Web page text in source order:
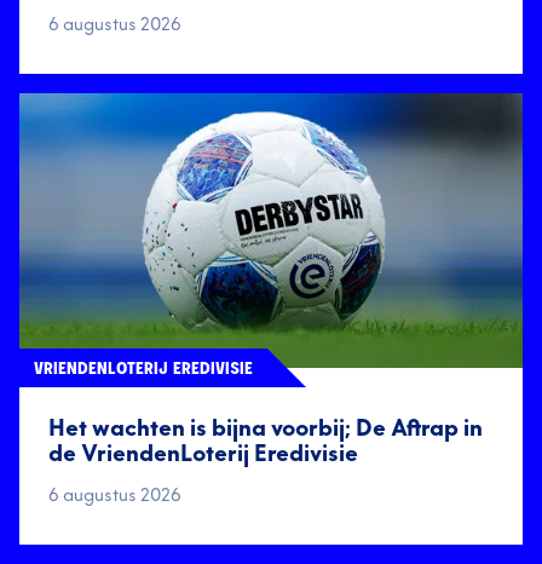
6 augustus 2026
Het wachten is bijna voorbij; De Aftrap in
de VriendenLoterij Eredivisie
VRIENDENLOTERIJ EREDIVISIE
6 augustus 2026